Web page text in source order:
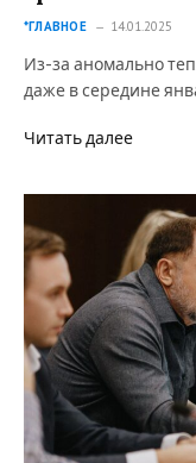
*ГЛАВНОЕ 14.01.2025
Из-за аномально
даже в середине
Читать далее